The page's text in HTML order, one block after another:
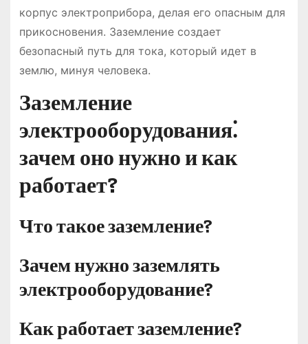
корпус электроприбора, делая его опасным для
прикосновения. Заземление создает
безопасный путь для тока, который идет в
землю, минуя человека.
Заземление
электрооборудования⁚
зачем оно нужно и как
работает?
Что такое заземление?
Зачем нужно заземлять
электрооборудование?
Как работает заземление?